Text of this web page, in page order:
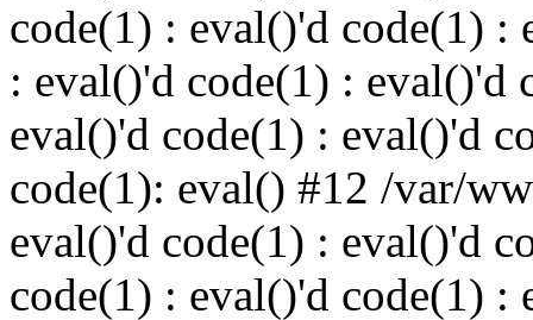
code(1) : eval()'d code(1) :
: eval()'d code(1) : eval()'d
eval()'d code(1) : eval()'d
code(1): eval() #12 /var/
eval()'d code(1) : eval()'d
code(1) : eval()'d code(1) :